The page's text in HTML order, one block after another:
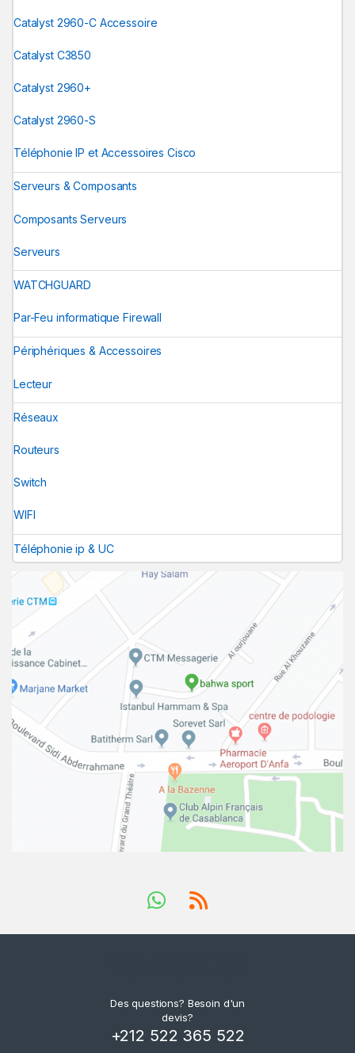
Catalyst 2960-C Accessoire
Catalyst C3850
Catalyst 2960+
Catalyst 2960-S
Téléphonie IP et Accessoires Cisco
Serveurs & Composants
Composants Serveurs
Serveurs
WATCHGUARD
Par-Feu informatique Firewall
Périphériques & Accessoires
Lecteur
Réseaux
Routeurs
Switch
WIFI
Téléphonie ip & UC
Des questions? Besoin d'un
devis?
+212 522 365 522